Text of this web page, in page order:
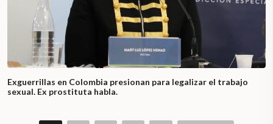
Exguerrillas en Colombia presionan para legalizar el trabajo
sexual. Ex prostituta habla.